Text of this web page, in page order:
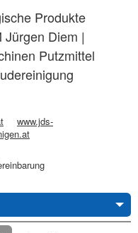
Produkte
Jürgen Diem |
Putzmittel
www.jds-